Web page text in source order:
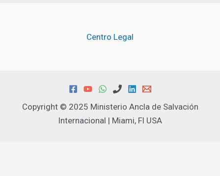
Centro Legal
Copyright © 2025 Ministerio Ancla de Salvación
Internacional | Miami, Fl USA